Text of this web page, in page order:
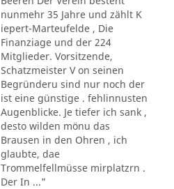
nunmehr 35 Jahre und zählt K
iepert-Marteufelde , Die
Finanziage und der 224
Mitglieder. Vorsitzende,
Schatzmeister V on seinen
Begründeru sind nur noch der
ist eine günstige . fehlinnusten
Augenblicke. Je tiefer ich sank ,
desto wilden mönu das
Brausen in den Ohren , ich
glaubte, dae
Trommelfellmüsse mirplatzrn .
Der In ..."